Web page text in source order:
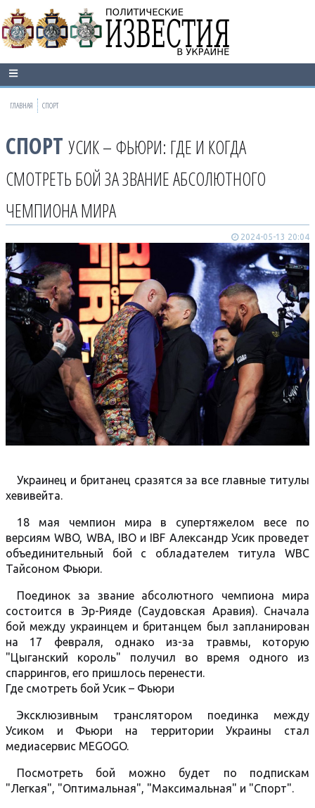
ГЛАВНАЯ СПОРТ
СПОРТ УСИК – ФЬЮРИ: ГДЕ И КОГДА
СМОТРЕТЬ БОЙ ЗА ЗВАНИЕ АБСОЛЮТНОГО
ЧЕМПИОНА МИРА
2024-05-13 20:04
Украинец и британец сразятся за все главные титулы
хевивейта.
18 мая чемпион мира в супертяжелом весе по
версиям WBO, WBA, IBO и IBF Александр Усик проведет
объединительный бой с обладателем титула WBC
Тайсоном Фьюри.
Поединок за звание абсолютного чемпиона мира
состоится в Эр-Рияде (Саудовская Аравия). Сначала
бой между украинцем и британцем был запланирован
на 17 февраля, однако из-за травмы, которую
"Цыганский король" получил во время одного из
спаррингов, его пришлось перенести.
Где смотреть бой Усик – Фьюри
Эксклюзивным транслятором поединка между
Усиком и Фьюри на территории Украины стал
медиасервис MEGOGO.
Посмотреть бой можно будет по подпискам
"Легкая", "Оптимальная", "Максимальная" и "Спорт".